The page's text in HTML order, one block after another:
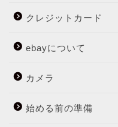
クレジットカード
ebayについて
カメラ
始める前の準備